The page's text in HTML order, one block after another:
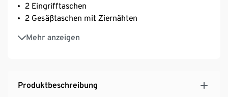
2 Eingrifftaschen
2 Gesäßtaschen mit Ziernähten
Mehr anzeigen
Damenhose mit Gürtelschlaufen
Mit Elasthan: formbeständig, perfekter Sitz, hoher
Produktbeschreibung